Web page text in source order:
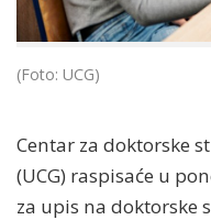
(Foto: UCG)
Centar za doktorske
(UCG) raspisaće u
za upis na doktorske